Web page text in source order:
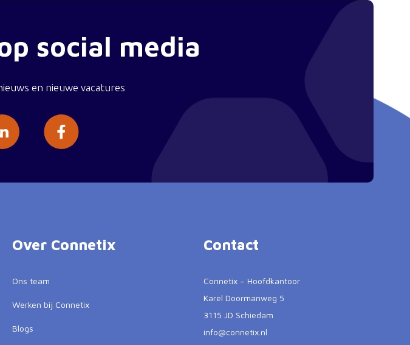
social media
en nieuwe vacatures
Over Connetix
Ons team
Werken bij Connetix
Blogs
Contact
Connetix – Hoofdkantoor
Karel Doormanweg 5
3115 JD Schiedam
info@connetix.nl